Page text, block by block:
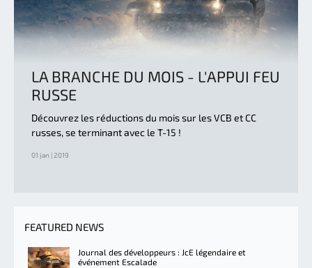
LA BRANCHE DU MOIS - L'APPUI FEU
RUSSE
Découvrez les réductions du mois sur les VCB et CC
russes, se terminant avec le T-15 !
01 jan | 2019
FEATURED NEWS
Journal des développeurs : JcE légendaire et
événement Escalade